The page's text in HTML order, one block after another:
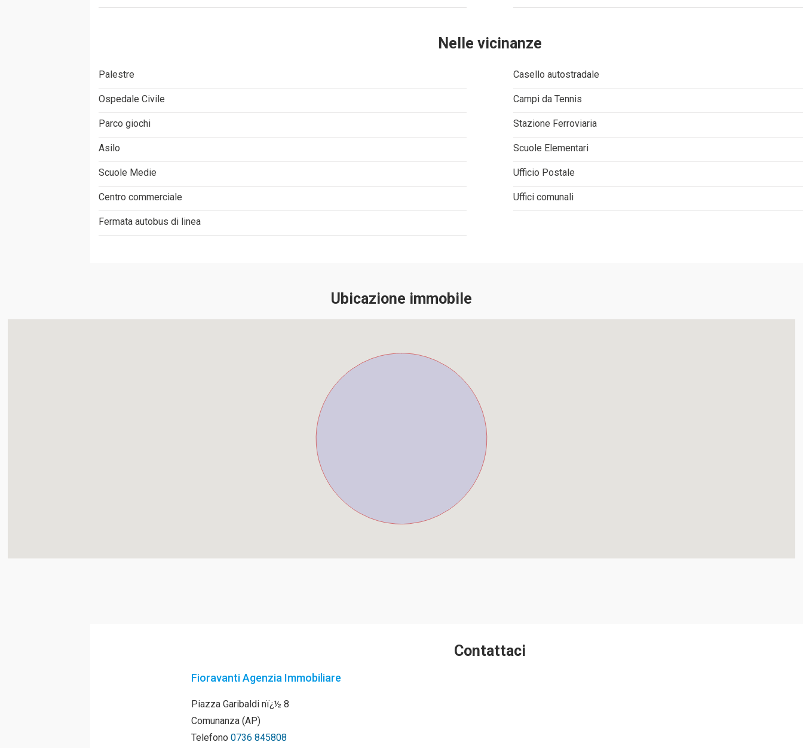
Nelle vicinanze
Palestre Casello autostradale
Ospedale Civile Campi da Tennis
Parco giochi Stazione Ferroviaria
Asilo Scuole Elementari
Scuole Medie Ufficio Postale
Centro commerciale Uffici comunali
Fermata autobus di linea
Ubicazione immobile
Contattaci
Fioravanti Agenzia Immobiliare
Piazza Garibaldi nï¿½ 8
Comunanza (AP)
Telefono0736 845808